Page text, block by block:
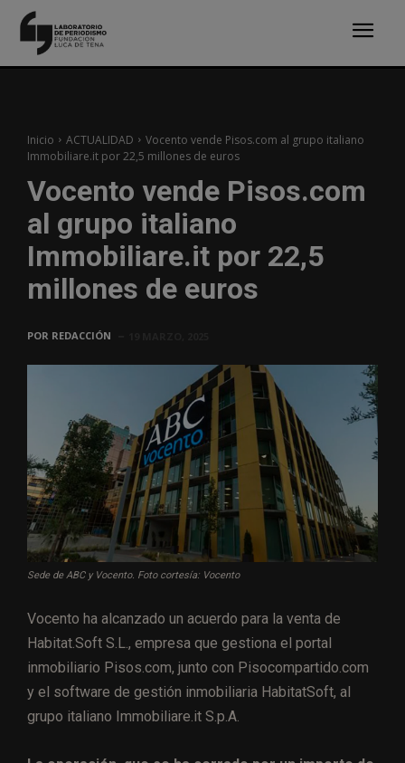
Inicio ACTUALIDAD
Vocento vende Pisos.com al grupo italiano
Immobiliare.it por 22,5 millones de euros
Vocento vende Pisos.com
al grupo italiano
Immobiliare.it por 22,5
millones de euros
POR REDACCIÓN
Sede de ABC y Vocento. Foto cortesía: Vocento
Vocento ha alcanzado un acuerdo para la venta de
Habitat.Soft S.L., empresa que gestiona el portal
inmobiliario Pisos.com, junto con Pisocompartido.com
y el software de gestión inmobiliaria HabitatSoft, al
grupo italiano Immobiliare.it S.p.A.